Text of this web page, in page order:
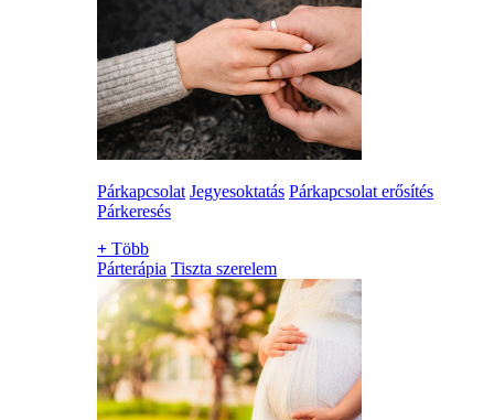
Párkapcsolat Jegyesoktatás Párkapcsolat erősítés
Párkeresés
+ Több
Párterápia Tiszta szerelem